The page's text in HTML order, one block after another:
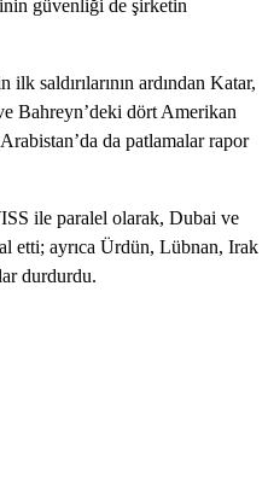
güvenliği de şirketin
saldırılarının ardından Katar,
Bahreyn’deki dört Amerikan
da patlamalar rapor
ile paralel olarak, Dubai ve
etti; ayrıca Ürdün, Lübnan, Irak
durdurdu.